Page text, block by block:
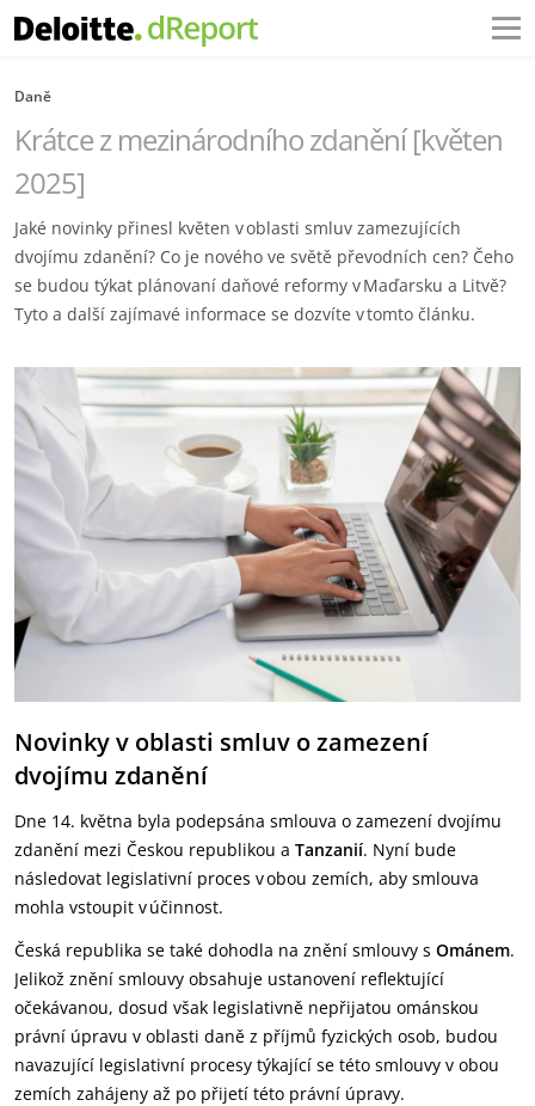
Daně
Krátce z mezinárodního zdanění [květen
2025]
Jaké novinky přinesl květen v oblasti smluv zamezujících
dvojímu zdanění? Co je nového ve světě převodních cen? Čeho
se budou týkat plánovaní daňové reformy v Maďarsku a Litvě?
Tyto a další zajímavé informace se dozvíte v tomto článku.
Novinky v oblasti smluv o zamezení
dvojímu zdanění
Dne 14. května byla podepsána smlouva o zamezení dvojímu
zdanění mezi Českou republikou a Tanzanií. Nyní bude
následovat legislativní proces v obou zemích, aby smlouva
mohla vstoupit v účinnost.
Česká republika se také dohodla na znění smlouvy s Ománem.
Jelikož znění smlouvy obsahuje ustanovení reflektující
očekávanou, dosud však legislativně nepřijatou ománskou
právní úpravu v oblasti daně z příjmů fyzických osob, budou
navazující legislativní procesy týkající se této smlouvy v obou
zemích zahájeny až po přijetí této právní úpravy.